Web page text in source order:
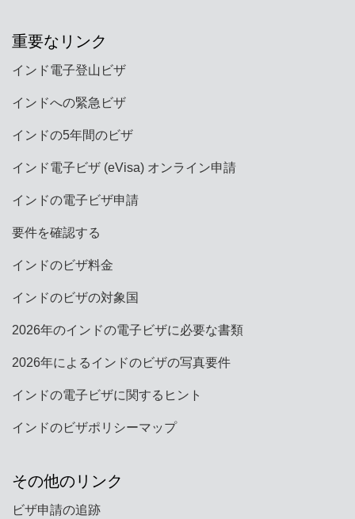
重要なリンク
インド電子登山ビザ
インドへの緊急ビザ
インドの5年間のビザ
インド電子ビザ (eVisa) オンライン申請
インドの電子ビザ申請
要件を確認する
インドのビザ料金
インドのビザの対象国
2026年のインドの電子ビザに必要な書類
2026年によるインドのビザの写真要件
インドの電子ビザに関するヒント
インドのビザポリシーマップ
その他のリンク
ビザ申請の追跡